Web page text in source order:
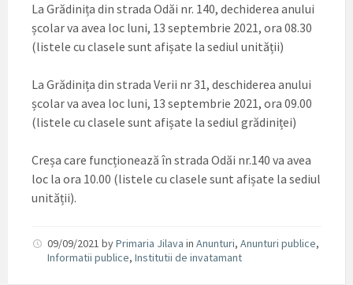
La Grădinița din strada Odăi nr. 140, dechiderea anului
școlar va avea loc luni, 13 septembrie 2021, ora 08.30
(listele cu clasele sunt afișate la sediul unității)
La Grădinița din strada Verii nr 31, deschiderea anului
școlar va avea loc luni, 13 septembrie 2021, ora 09.00
(listele cu clasele sunt afișate la sediul grădiniței)
Creșa care funcționează în strada Odăi nr.140 va avea
loc la ora 10.00 (listele cu clasele sunt afișate la sediul
unității).
09/09/2021 byPrimaria Jilava in Anunturi, Anunturi publice,
Informatii publice, Institutii de invatamant